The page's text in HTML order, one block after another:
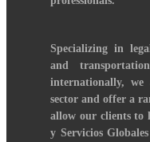
Specializing in
and
internationally,
sector and offer a
allow our clients to
y Servicios